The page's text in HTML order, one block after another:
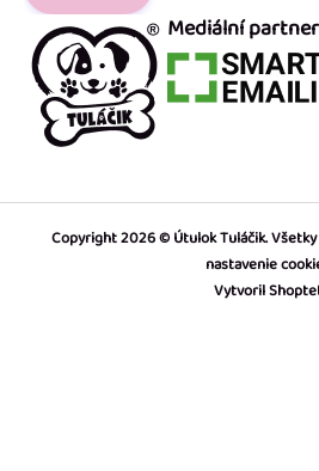
Mediální partner
Vytvoril
Copyright 2026 Útulok Tuláčik.
nastavenie